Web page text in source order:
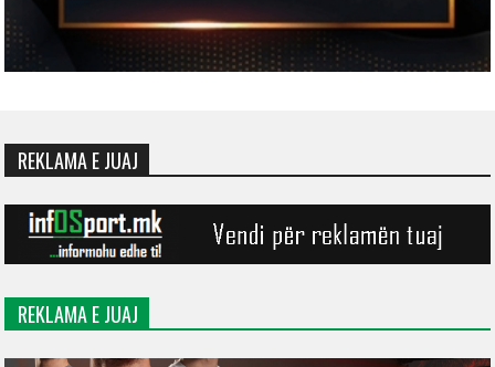
REKLAMA E JUAJ
REKLAMA E JUAJ